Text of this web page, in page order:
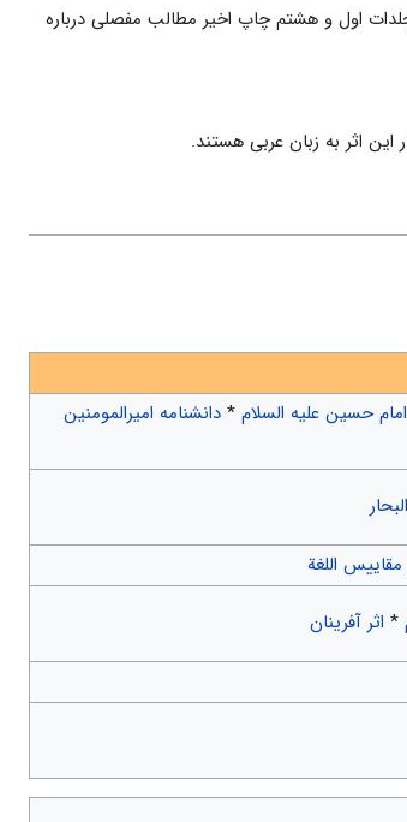
اول و هشتم چاپ اخیر مطالب مفصلی درباره
اثر به زبان عربی هستند.
حسین علیه السلام* دانشنامه امیرالمومنین
اللغة
* اثر آفرینان